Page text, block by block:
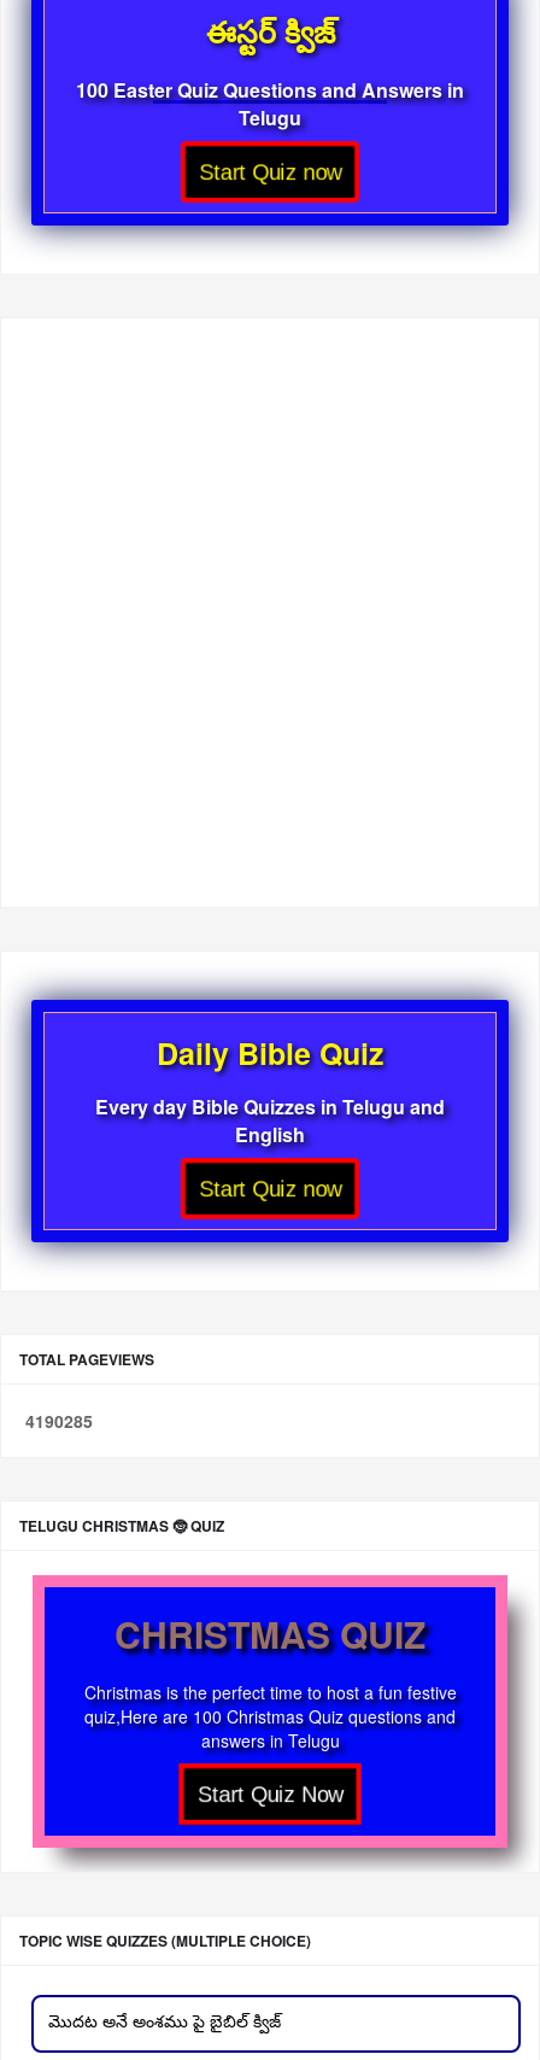
ఈస్టర్ క్విజ్
100 Easter Quiz Questions and Answers in
Telugu
Start Quiz now
Daily Bible Quiz
Every day Bible Quizzes in Telugu and
English
Start Quiz now
TOTAL PAGEVIEWS
4190285
TELUGU CHRISTMAS 🤶 QUIZ
CHRISTMAS QUIZ
Christmas is the perfect time to host a fun festive
quiz,Here are 100 Christmas Quiz questions and
answers in Telugu
TOPIC WISE QUIZZES (MULTIPLE CHOICE)
మొదట అనే అంశము పై బైబిల్ క్విజ్